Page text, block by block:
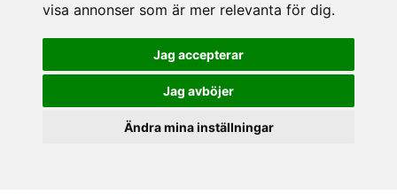
visa annonser som är mer relevanta för dig.
Jag accepterar
Jag avböjer
Ändra mina inställningar